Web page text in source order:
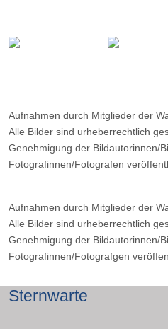
Aufnahmen durch Mitglieder der
Alle Bilder sind urheberrechtlich
Genehmigung der Bildautorinnen/
Fotografinnen/Fotografen
Aufnahmen durch Mitglieder der
Alle Bilder sind urheberrechtlich
Genehmigung der Bildautorinnen/
Fotografinnen/Fotografgen
Sternwarte